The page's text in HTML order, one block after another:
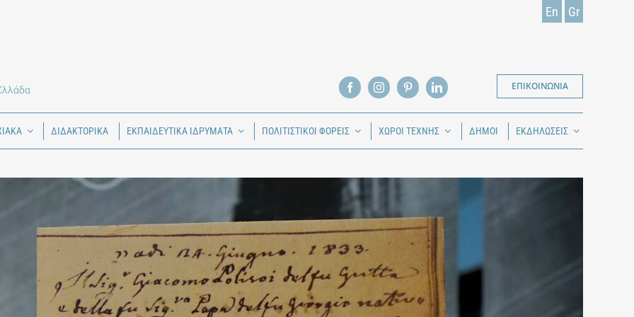
En Gr
ΕΠΙΚΟΙΝΩΝΙΑ
ΔΙΔΑΚΤΟΡΙΚΑ ΕΚΠΑΙΔΕΥΤΙΚΑ ΙΔΡΥΜΑΤΑ ΠΟΛΙΤΙΣΤΙΚΟΙ ΦΟΡΕΙΣ ΧΩΡΟΙ ΤΕΧΝΗΣ ΔΗΜΟΙ ΕΚΔΗΛΩΣΕΙΣ